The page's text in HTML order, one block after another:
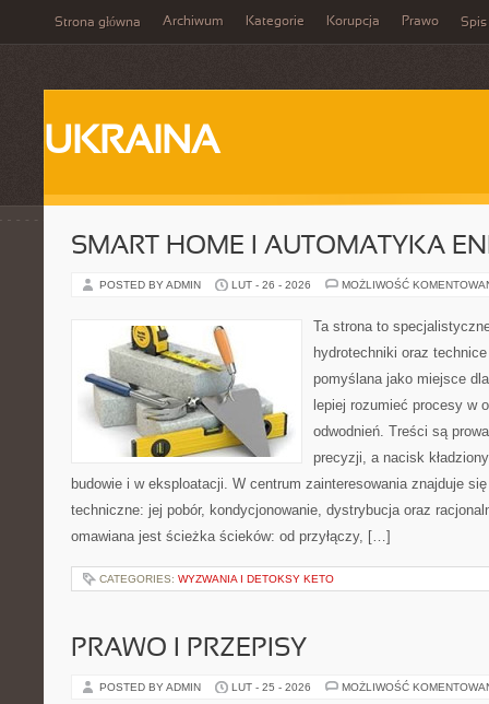
Strona główna Archiwum Kategorie Korupcja Prawo Spis
UKRAINA
SMART HOME I AUTOMATYKA
POSTED BY ADMIN LUT - 26 - 2026 MOŻLIWOŚĆ
Ta strona to
hydrotechniki oraz
pomyślana jako miejsce
lepiej rozumieć procesy w
odwodnień. Treści są
precyzji, a nacisk
budowie i w eksploatacji. W centrum zainteresowania znajduje
techniczne: jej pobór, kondycjonowanie, dystrybucja oraz
omawiana jest ścieżka ścieków: od przyłączy, […]
CATEGORIES: WYZWANIA I DETOKSY KETO
PRAWO I PRZEPISY
POSTED BY ADMIN LUT - 25 - 2026 MOŻLIWOŚĆ